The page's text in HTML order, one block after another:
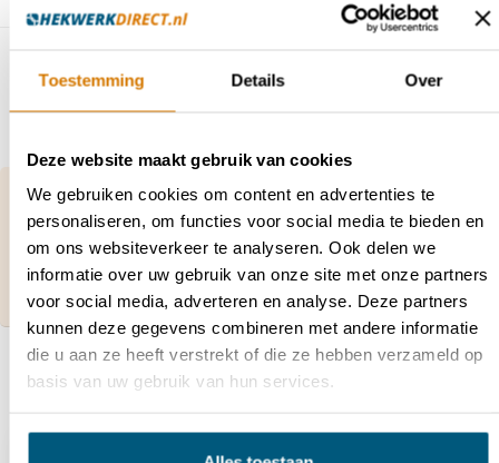
Toestemming Details Over
Deze website maakt gebruik van cookies
We gebruiken cookies om content en advertenties te
personaliseren, om functies voor social media te bieden en
om ons websiteverkeer te analyseren. Ook delen we
informatie over uw gebruik van onze site met onze partners
voor social media, adverteren en analyse. Deze partners
kunnen deze gegevens combineren met andere informatie
die u aan ze heeft verstrekt of die ze hebben verzameld op
basis van uw gebruik van hun services.
Muurplaatscharnier 90° €94,99
Vragen over dit product of hulp nodig bij je
bestelling?
Neem contact op met onze klantenservice via
contact@hekwerkdirect.nlof bel +31 40 209
4087.
Wij zijn bereikbaar tussen 08:00 tot 16:00u.
Recent bekeken